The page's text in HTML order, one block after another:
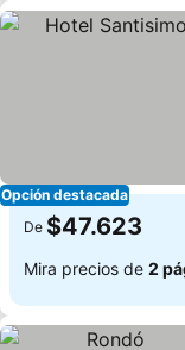
Opción destacada
De $47.623
Mira precios de 2